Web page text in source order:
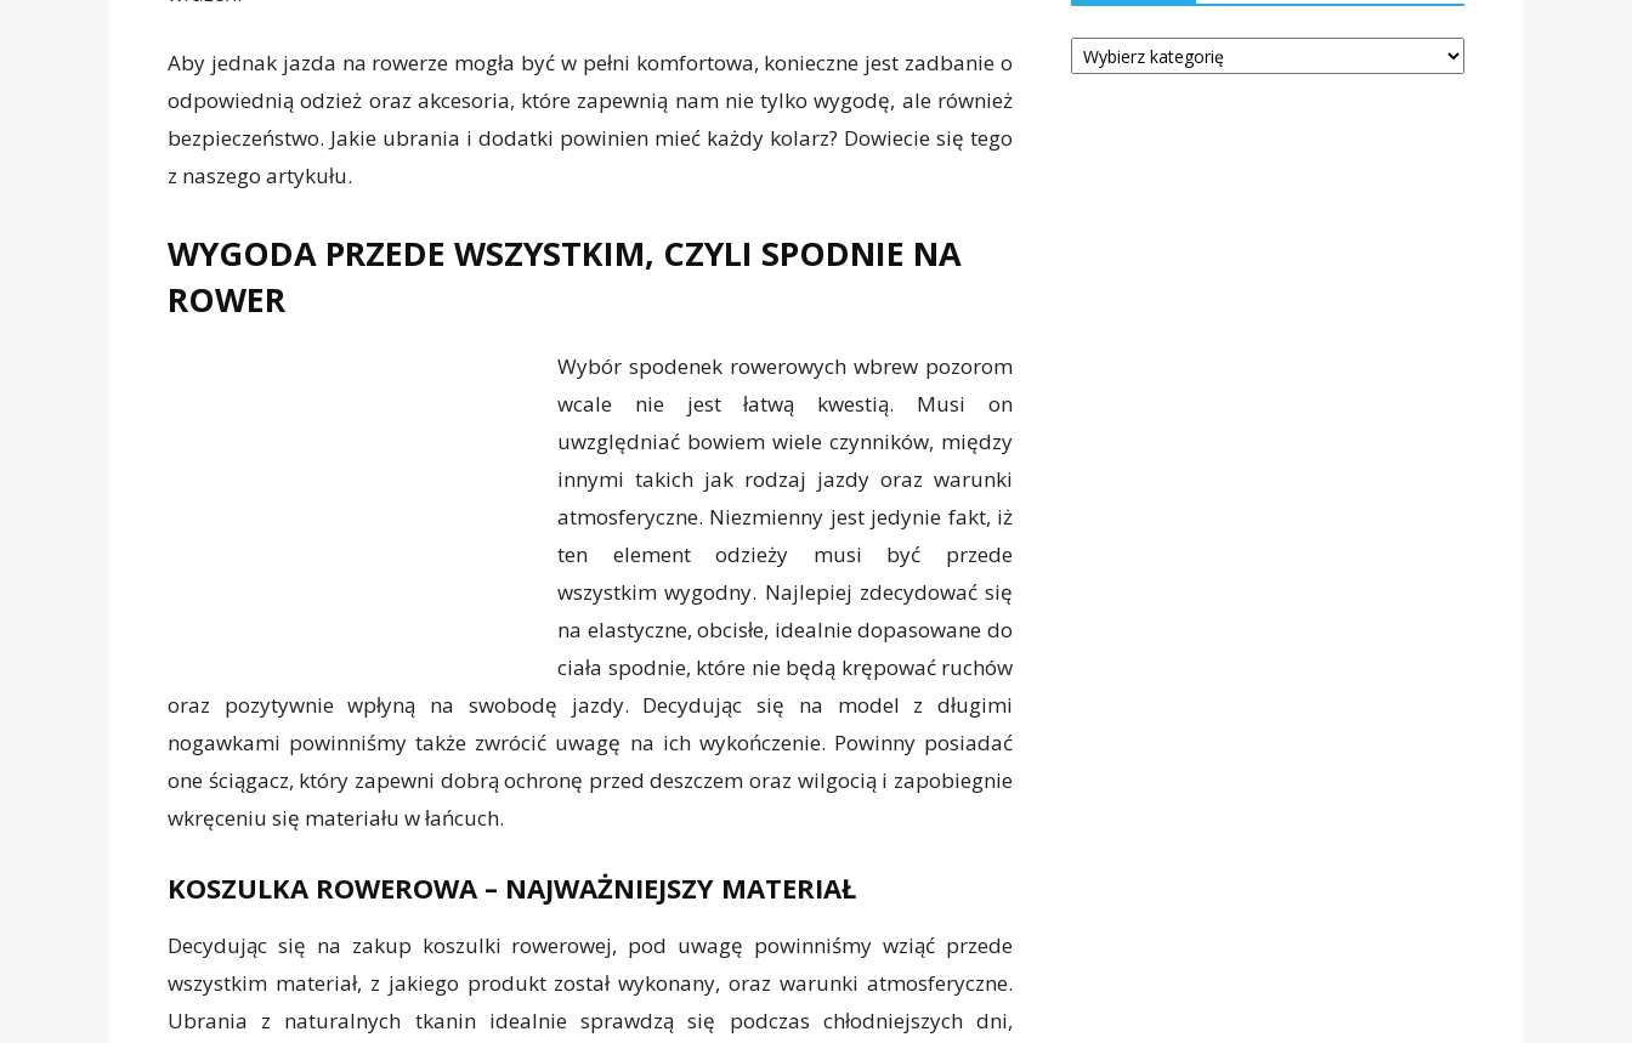
Aby jednak jazda na rowerze mogła być w pełni komfortowa, konieczne jest zadbanie o
odpowiednią odzież oraz akcesoria, które zapewnią nam nie tylko wygodę, ale również
bezpieczeństwo. Jakie ubrania i dodatki powinien mieć każdy kolarz? Dowiecie się tego
z naszego artykułu.
WYGODA PRZEDE WSZYSTKIM, CZYLI SPODNIE NA
ROWER
Wybór spodenek rowerowych wbrew pozorom
wcale nie jest łatwą kwestią. Musi on
uwzględniać bowiem wiele czynników, między
innymi takich jak rodzaj jazdy oraz warunki
atmosferyczne. Niezmienny jest jedynie fakt, iż
ten element odzieży musi być przede
wszystkim wygodny. Najlepiej zdecydować się
na elastyczne, obcisłe, idealnie dopasowane do
ciała spodnie, które nie będą krępować ruchów
oraz pozytywnie wpłyną na swobodę jazdy. Decydując się na model z długimi
nogawkami powinniśmy także zwrócić uwagę na ich wykończenie. Powinny posiadać
one ściągacz, który zapewni dobrą ochronę przed deszczem oraz wilgocią i zapobiegnie
wkręceniu się materiału w łańcuch.
KOSZULKA ROWEROWA – NAJWAŻNIEJSZY MATERIAŁ
Decydując się na zakup koszulki rowerowej, pod uwagę powinniśmy wziąć przede
wszystkim materiał, z jakiego produkt został wykonany, oraz warunki atmosferyczne.
Ubrania z naturalnych tkanin idealnie sprawdzą się podczas chłodniejszych dni,
Kategorie